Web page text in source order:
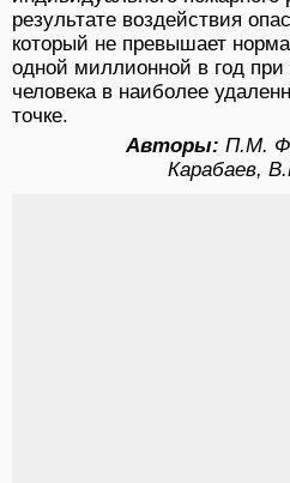
результате воздействия
который не превышает
одной миллионной в год
человека в наиболее
точке.
Авторы: П.М.
Карабаев,